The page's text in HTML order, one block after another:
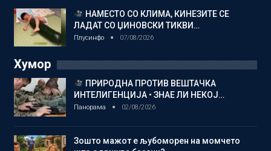
НАМЕСТО СО КЛИМА, КИНЕЗИТЕ СЕ
ЛАДАТ СО ЏИНОВСКИ ТИКВИ…
Плусинфо 07/08/2026
Хумор
ПРИРОДНА ПРОТИВ ВЕШТАЧКА
ИНТЕЛИГЕНЦИЈА • ЗНАЕ ЛИ НЕКОЈ…
Панорама 02/08/2026
Зошто мажот е љубоморен на момчето